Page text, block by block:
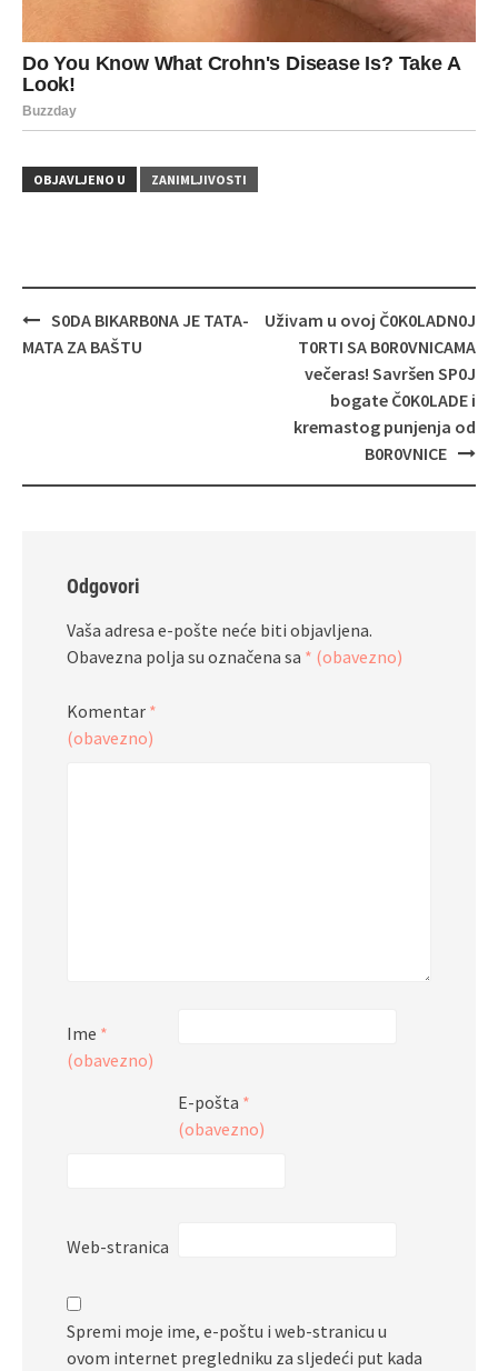
OBJAVLJENO U ZANIMLJIVOSTI
Navigacija
objava
S0DA BIKARB0NA JE TATA-
MATA ZA BAŠTU
Uživam u ovoj Č0K0LADN0J
T0RTI SA B0R0VNICAMA
večeras! Savršen SP0J
bogate Č0K0LADE i
kremastog punjenja od
B0R0VNICE
Odgovori
Vaša adresa e-pošte neće biti objavljena.
Obavezna polja su označena sa * (obavezno)
Komentar *
(obavezno)
Ime *
(obavezno)
E-pošta *
(obavezno)
Web-stranica
Spremi moje ime, e-poštu i web-stranicu u
ovom internet pregledniku za sljedeći put kada